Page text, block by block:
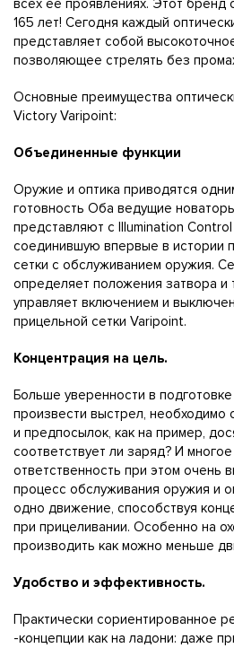
всех ее проявлениях. Этот бренд
165 лет! Сегодня каждый
представляет собой
позволяющее стрелять без
Основные преимущества
Victory Varipoint:
Объединенные функции
Оружие и оптикa приводятся
готовность Оба ведущие
представляют с Illumination
соединившую впервые в истории
сетки с обслуживанием оружия.
определяет положения затвора и
управляет включением и
прицельной сетки Varipoint.
Концентрация на цель.
Больше уверенности в
произвести выстрел, необходимо
и предпосылок, как на пример,
соответствует ли заряд? И
ответственность при этом очень
процесс обслуживания оружия и
одно движение, способствуя
при прицеливании. Особенно на
производить как можно меньше
Удобство и эффективность.
Практически сориентированное
-концепции как на ладони: даже